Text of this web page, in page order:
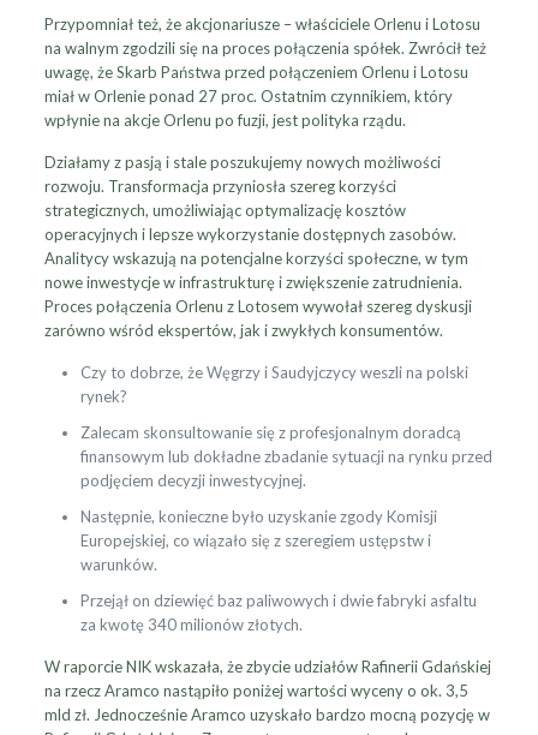
Przypomniał też, że akcjonariusze – właściciele Orlenu i Lotosu
na walnym zgodzili się na proces połączenia spółek. Zwrócił też
uwagę, że Skarb Państwa przed połączeniem Orlenu i Lotosu
miał w Orlenie ponad 27 proc. Ostatnim czynnikiem, który
wpłynie na akcje Orlenu po fuzji, jest polityka rządu.
Działamy z pasją i stale poszukujemy nowych możliwości
rozwoju. Transformacja przyniosła szereg korzyści
strategicznych, umożliwiając optymalizację kosztów
operacyjnych i lepsze wykorzystanie dostępnych zasobów.
Analitycy wskazują na potencjalne korzyści społeczne, w tym
nowe inwestycje w infrastrukturę i zwiększenie zatrudnienia.
Proces połączenia Orlenu z Lotosem wywołał szereg dyskusji
zarówno wśród ekspertów, jak i zwykłych konsumentów.
Czy to dobrze, że Węgrzy i Saudyjczycy weszli na polski
rynek?
Zalecam skonsultowanie się z profesjonalnym doradcą
finansowym lub dokładne zbadanie sytuacji na rynku przed
podjęciem decyzji inwestycyjnej.
Następnie, konieczne było uzyskanie zgody Komisji
Europejskiej, co wiązało się z szeregiem ustępstw i
warunków.
Przejął on dziewięć baz paliwowych i dwie fabryki asfaltu
za kwotę 340 milionów złotych.
W raporcie NIK wskazała, że zbycie udziałów Rafinerii Gdańskiej
na rzecz Aramco nastąpiło poniżej wartości wyceny o ok. 3,5
mld zł. Jednocześnie Aramco uzyskało bardzo mocną pozycję w